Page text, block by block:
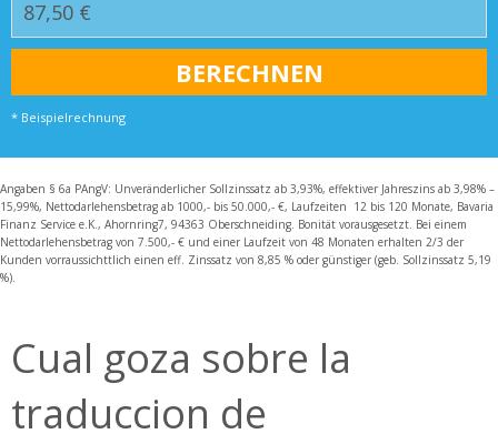
* Beispielrechnung
Angaben § 6a PAngV: Unveränderlicher Sollzinssatz ab 3,93%, effektiver Jahreszins ab 3,98% –
15,99%, Nettodarlehensbetrag ab 1000,- bis 50.000,- €, Laufzeiten 12 bis 120 Monate, Bavaria
Finanz Service e.K., Ahornring7, 94363 Oberschneiding. Bonität vorausgesetzt. Bei einem
Nettodarlehensbetrag von 7.500,- € und einer Laufzeit von 48 Monaten erhalten 2/3 der
Kunden vorraussichttlich einen eff. Zinssatz von 8,85 % oder günstiger (geb. Sollzinssatz 5,19
%).
Cual goza sobre la
traduccion de